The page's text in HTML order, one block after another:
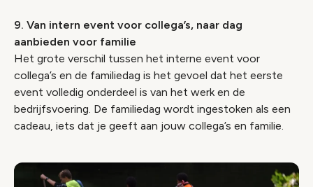
9. Van intern event voor collega’s, naar dag
aanbieden voor familie
Het grote verschil tussen het interne event voor
collega’s en de familiedag is het gevoel dat het eerste
event volledig onderdeel is van het werk en de
bedrijfsvoering. De familiedag wordt ingestoken als een
cadeau, iets dat je geeft aan jouw collega’s en familie.